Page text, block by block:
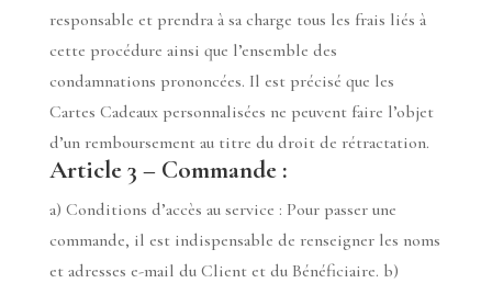
responsable et prendra à sa charge tous les frais liés à
cette procédure ainsi que l’ensemble des
condamnations prononcées. Il est précisé que les
Cartes Cadeaux personnalisées ne peuvent faire l’objet
d’un remboursement au titre du droit de rétractation.
Article 3 – Commande :
a) Conditions d’accès au service : Pour passer une
commande, il est indispensable de renseigner les noms
et adresses e-mail du Client et du Bénéficiaire. b)